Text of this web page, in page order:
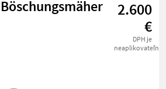
Böschungsmäher
2.600
€
DPH je
neaplikovateľné